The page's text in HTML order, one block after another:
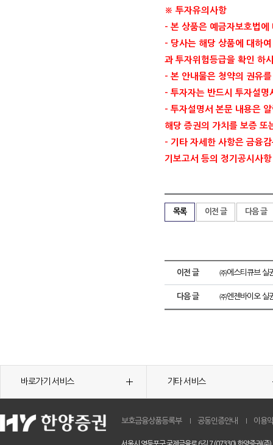
※ 투자유의사항
- 본 상품은 예금자보호법에
- 당사는 해당 상품에 대하
과 투자위험등급을 확인 하
- 본 안내물은 청약의 권유
- 투자자는 반드시 투자설명
- 투자설명서 본문 내용은
해당 증권의 가치를 보증 또
- 기타 자세한 사항은 금융
기보고서 등의 정기공시사
목록 이전 글 다음 글
이전 글 ㈜에스티큐브 실
다음 글 ㈜엔젠바이오 실
바로가기 서비스 기타 서비스
보호금융상품등록부 공동인증안내 이용